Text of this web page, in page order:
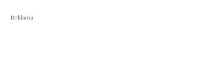
Reklama